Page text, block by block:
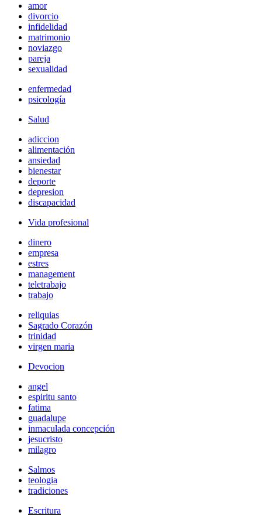
amor
divorcio
infidelidad
matrimonio
noviazgo
pareja
sexualidad
enfermedad
psicología
Salud
adiccion
alimentación
ansiedad
bienestar
deporte
depresion
discapacidad
Vida profesional
dinero
empresa
estres
management
teletrabajo
trabajo
reliquias
Sagrado Corazón
trinidad
virgen maria
Devocion
angel
espiritu santo
fatima
guadalupe
inmaculada concepción
jesucristo
milagro
Salmos
teologia
tradiciones
Escritura